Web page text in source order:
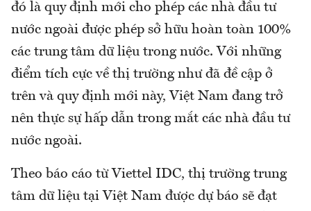
đó là quy định mới cho phép các nhà đầu tư
nước ngoài được phép sở hữu hoàn toàn 100%
các trung tâm dữ liệu trong nước. Với những
điểm tích cực về thị trường như đã đề cập ở
trên và quy định mới này, Việt Nam đang trở
nên thực sự hấp dẫn trong mắt các nhà đầu tư
nước ngoài.
Theo báo cáo từ Viettel IDC, thị trường trung
tâm dữ liệu tại Việt Nam được dự báo sẽ đạt